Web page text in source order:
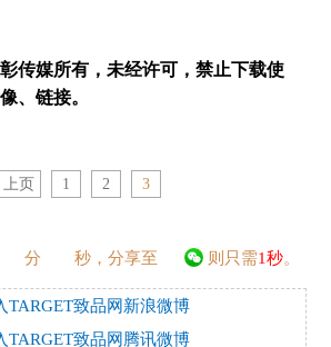
媒所有，未经许可，禁止下载使
、链接。
上页 1 2 3
分 秒，分享至 则只需1秒。
TARGET致品网新浪微博
TARGET致品网腾讯微博